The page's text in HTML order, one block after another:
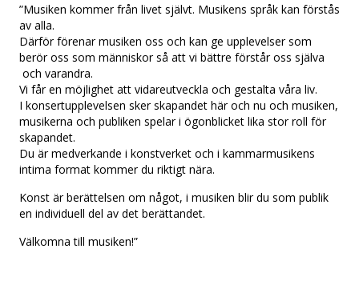
”Musiken kommer från livet självt. Musikens språk kan förstås
av alla.
Därför förenar musiken oss och kan ge upplevelser som
berör oss som människor så att vi bättre förstår oss själva
och varandra.
Vi får en möjlighet att vidareutveckla och gestalta våra liv.
I konsertupplevelsen sker skapandet här och nu och musiken,
musikerna och publiken spelar i ögonblicket lika stor roll för
skapandet.
Du är medverkande i konstverket och i kammarmusikens
intima format kommer du riktigt nära.
Konst är berättelsen om något, i musiken blir du som publik
en individuell del av det berättandet.
Välkomna till musiken!”